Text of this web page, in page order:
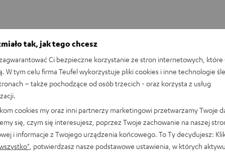
w sklepie Audiomagic w
naszego sklepu w Berlinie i przetestuj nasze
produkty na własnych uszach! Czy to
kompaktowe słuchawki, czy systemy dźwiękowe
5.1 – pracownicy sklepu służą Ci pomocą i fachową
tak, jak tego chcesz
Ci bezpieczne korzystanie ze stron internetowych, które
W tym celu firma Teufel wykorzystuje pliki cookies i inne technologie
– także pochodzące od osób trzecich - oraz korzysta z usług
cookies my oraz inni partnerzy marketingowi przetwarzamy Twoje
się, czym się interesujesz, poprzez Twoje zachowanie na naszej
i informacje z Twojego urządzenia końcowego. To Ty decydujesz:
, potwierdzasz nasze podstawowe ustawienia, w których